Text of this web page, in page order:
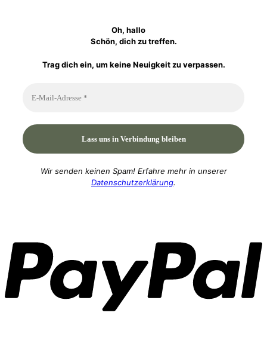
Oh, hallo
Schön, dich zu treffen.
Trag dich ein, um keine Neuigkeit zu verpassen.
Wir senden keinen Spam! Erfahre mehr in unserer
Datenschutzerklärung.